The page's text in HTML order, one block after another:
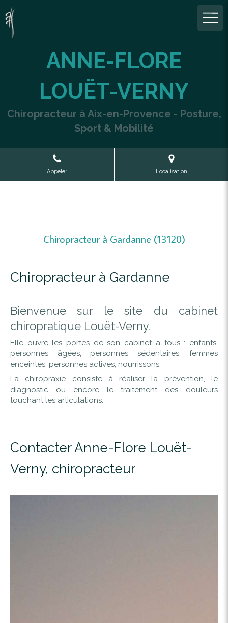
ANNE-FLORE
LOUËT-VERNY
Chiropracteur à Aix-en-Provence - Posture,
Sport & Mobilité
Appeler Localisation
Chiropracteur à Gardanne (13120)
Chiropracteur à Gardanne
Bienvenue sur le site du cabinet
chiropratique Louët-Verny.
Elle ouvre les portes de son cabinet à tous : enfants,
personnes âgées, personnes sédentaires, femmes
enceintes, personnes actives, nourrissons.
La chiropraxie consiste à réaliser la prévention, le
diagnostic ou encore le traitement des douleurs
touchant les articulations.
Contacter Anne-Flore Louët-
Verny, chiropracteur